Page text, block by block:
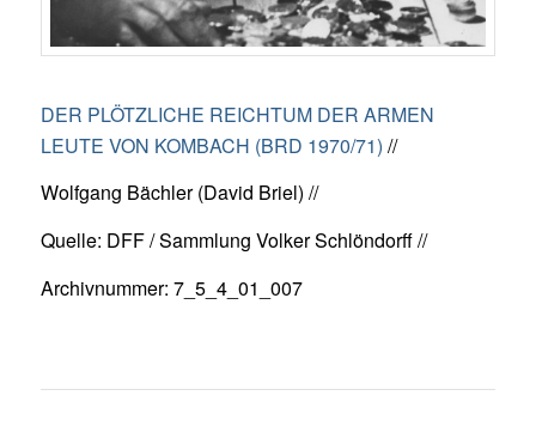
DER PLÖTZLICHE REICHTUM DER ARMEN
LEUTE VON KOMBACH (BRD 1970/71) //
Wolfgang Bächler (David Briel) //
Quelle: DFF / Sammlung Volker Schlöndorff //
Archivnummer: 7_5_4_01_007